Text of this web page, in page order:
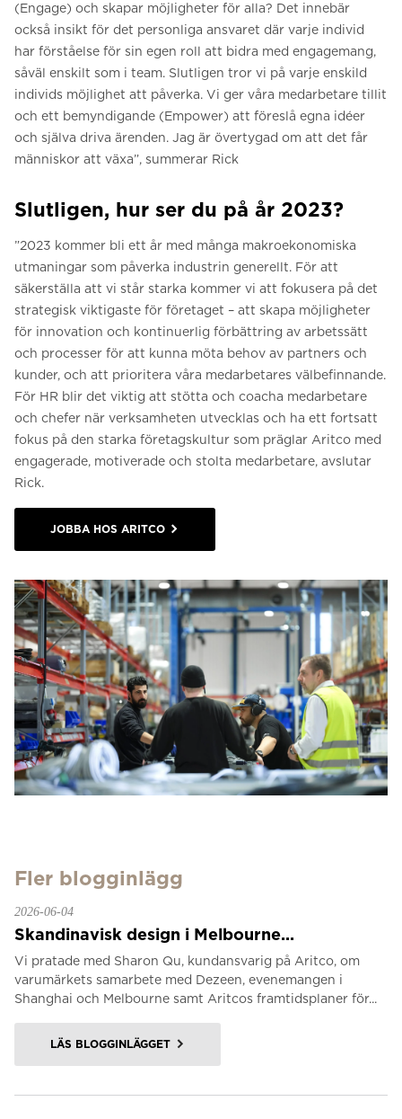
(Engage) och skapar möjligheter för alla? Det innebär
också insikt för det personliga ansvaret där varje individ
har förståelse för sin egen roll att bidra med engagemang,
såväl enskilt som i team. Slutligen tror vi på varje enskild
individs möjlighet att påverka. Vi ger våra medarbetare tillit
och ett bemyndigande (Empower) att föreslå egna idéer
och själva driva ärenden. Jag är övertygad om att det får
människor att växa”, summerar Rick
Slutligen, hur ser du på år 2023?
”2023 kommer bli ett år med många makroekonomiska
utmaningar som påverka industrin generellt. För att
säkerställa att vi står starka kommer vi att fokusera på det
strategisk viktigaste för företaget – att skapa möjligheter
för innovation och kontinuerlig förbättring av arbetssätt
och processer för att kunna möta behov av partners och
kunder, och att prioritera våra medarbetares välbefinnande.
För HR blir det viktig att stötta och coacha medarbetare
och chefer när verksamheten utvecklas och ha ett fortsatt
fokus på den starka företagskultur som präglar Aritco med
engagerade, motiverade och stolta medarbetare, avslutar
Rick.
JOBBA HOS ARITCO
Fler blogginlägg
2026-06-04
Skandinavisk design i Melbourne...
Vi pratade med Sharon Qu, kundansvarig på Aritco, om
varumärkets samarbete med Dezeen, evenemangen i
Shanghai och Melbourne samt Aritcos framtidsplaner för...
LÄS BLOGGINLÄGGET